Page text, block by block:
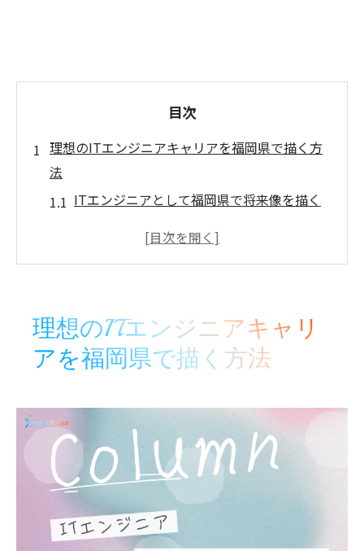
目次
理想のITエンジニアキャリアを福岡県で描く方
法
ITエンジニアとして福岡県で将来像を描く
システムエンジニアが福岡で選ぶ理想の職
点とは
福岡県でのITエンジニア転職成功のポイン
年収アップを叶えるシステムエンジニアの
戦略
ITエンジニア転職を成功に導く福岡県の秘訣
福岡県でITエンジニア転職を有利に進める
コツ
システムエンジニアが転職で得られる新た
理想のITエンジニアキャリ
アを福岡県で描く方法